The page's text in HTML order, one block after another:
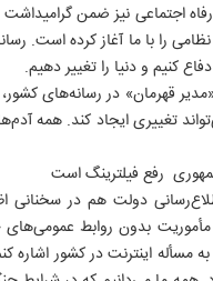
اجتماعی نیز ضمن
را با ما آغاز کرده است.
کنیم و دنیا را تغییر دهیم.
قهرمان» در رسانه‌های
تغییری ایجاد کند. همه
رفع فیلترینگ است
دولت هم در سخنانی
بدون روابط
مسأله اینترنت در کشور
روزنامه ها
روزنامه ایران
ایران ورزشی
الوفاق